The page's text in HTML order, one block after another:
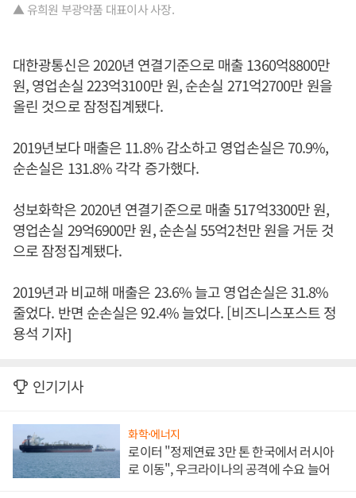
▲ 유희원 부광약품 대표이사 사장.
대한광통신은 2020년 연결기준으로 매출 1360억8800만
원, 영업손실 223억3100만 원, 순손실 271억2700만 원을
올린 것으로 잠정집계됐다.
2019년보다 매출은 11.8% 감소하고 영업손실은 70.9%,
순손실은 131.8% 각각 증가했다.
성보화학은 2020년 연결기준으로 매출 517억3300만 원,
영업손실 29억6900만 원, 순손실 55억2천만 원을 거둔 것
으로 잠정집계됐다.
2019년과 비교해 매출은 23.6% 늘고 영업손실은 31.8%
줄었다. 반면 순손실은 92.4% 늘었다. [비즈니스포스트 정
용석 기자]
인기기사
화학·에너지
로이터 "정제연료 3만 톤 한국에서 러시아
로 이동", 우크라이나의 공격에 수요 늘어